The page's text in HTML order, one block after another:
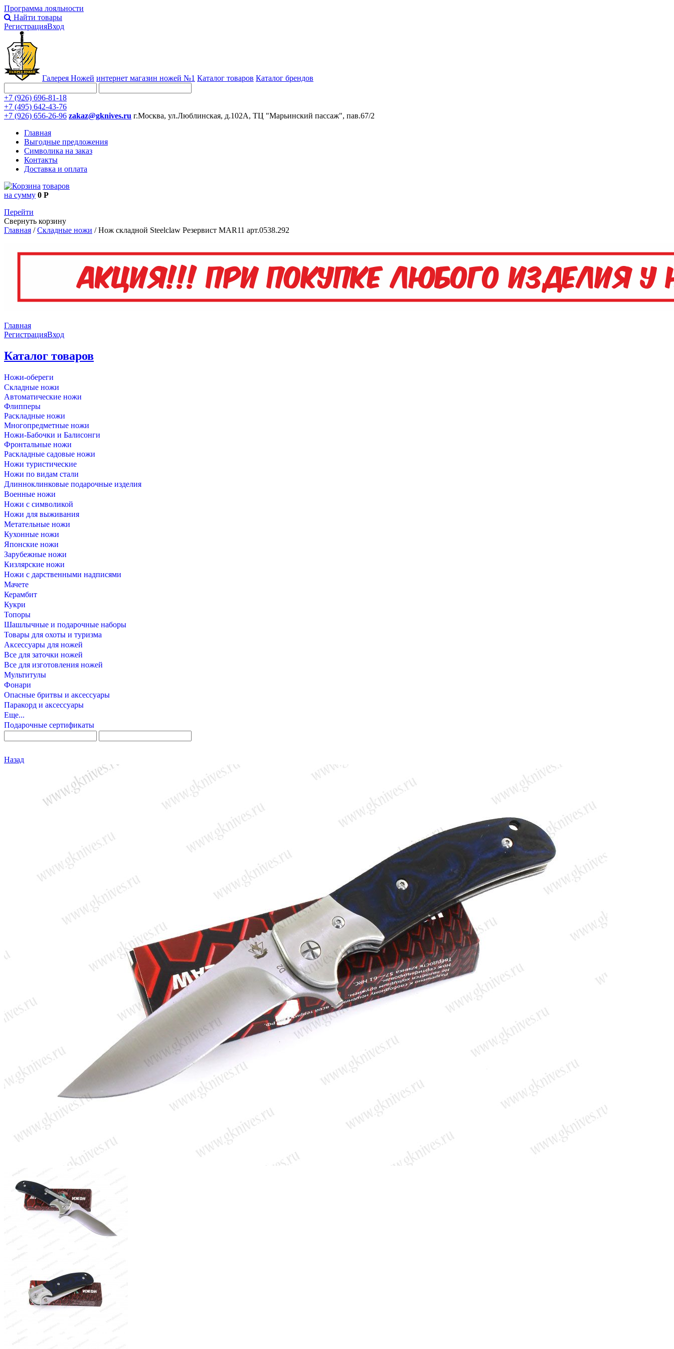
Программа лояльности
Найти товары
РегистрацияВход
Галерея Ножей интернет магазин ножей №1 Каталог товаров Каталог брендов
+7 (926) 696-81-18
+7 (495) 642-43-76
+7 (926) 656-26-96 zakaz@gknives.ru г.Москва, ул.Люблинская, д.102А, ТЦ "Марьинский пассаж", пав.67/2
Главная
Выгодные предложения
Символика на заказ
Контакты
Доставка и оплата
товаров
на сумму 0 Р
Перейти
Свернуть корзину
Главная /Складные ножи /Нож складной Steelclaw Резервист MAR11 арт.0538.292
Главная
РегистрацияВход
Каталог товаров
Ножи-обереги
Складные ножи
Автоматические ножи
Флипперы
Раскладные ножи
Многопредметные ножи
Ножи-Бабочки и Балисонги
Фронтальные ножи
Раскладные садовые ножи
Ножи туристические
Ножи по видам стали
Длинноклинковые подарочные изделия
Военные ножи
Ножи с символикой
Ножи для выживания
Метательные ножи
Кухонные ножи
Японские ножи
Зарубежные ножи
Кизлярские ножи
Ножи с дарственными надписями
Мачете
Керамбит
Кукри
Топоры
Шашлычные и подарочные наборы
Товары для охоты и туризма
Аксессуары для ножей
Все для заточки ножей
Все для изготовления ножей
Мультитулы
Фонари
Опасные бритвы и аксессуары
Паракорд и аксессуары
Еще...
Подарочные сертификаты
Назад